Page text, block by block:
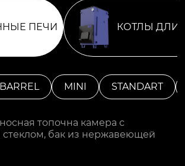
ПЕЧИ КОТЛЫ
BARREL MINI STANDART
топочна камера с
бак из нержавеющей